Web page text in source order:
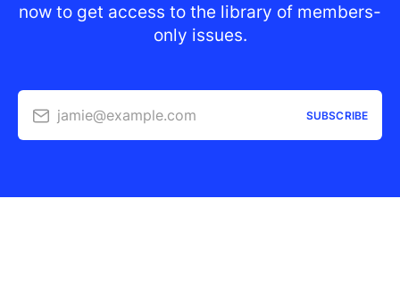
now to get access to the library of members-
only issues.
jamie@example.com SUBSCRIBE